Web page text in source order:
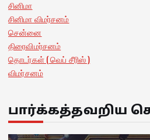
சினிமா
சினிமா விமர்சனம்
சென்னை
திரைவிமர்சனம்
தொடர்கள் ( வெப் சீரிஸ் )
விமர்சனம்
பார்க்கத்தவறிய